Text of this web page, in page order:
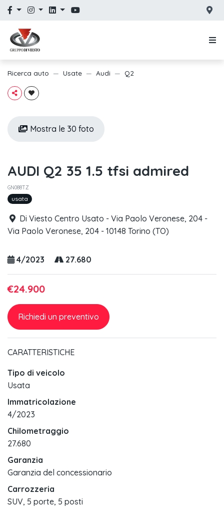
Ricerca auto Usate Audi Q2
Mostra le 30 foto
AUDI Q2 35 1.5 tfsi admired
GN088TZ
usata
Di Viesto Centro Usato - Via Paolo Veronese, 204 -
Via Paolo Veronese, 204 - 10148 Torino (TO)
4/2023 27.680
€24.900
Richiedi un preventivo
CARATTERISTICHE
Tipo di veicolo
Usata
Immatricolazione
4/2023
Chilometraggio
27.680
Garanzia
Garanzia del concessionario
Carrozzeria
SUV, 5 porte, 5 posti